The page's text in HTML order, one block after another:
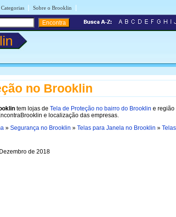
Categorias | Sobre o Brooklin |
no Brooklin
tem lojas de Tela de Proteção no bairro do Brooklin e região
e localização das empresas.
» Segurança no Brooklin » Telas para Janela no Brooklin » Telas
de 2018